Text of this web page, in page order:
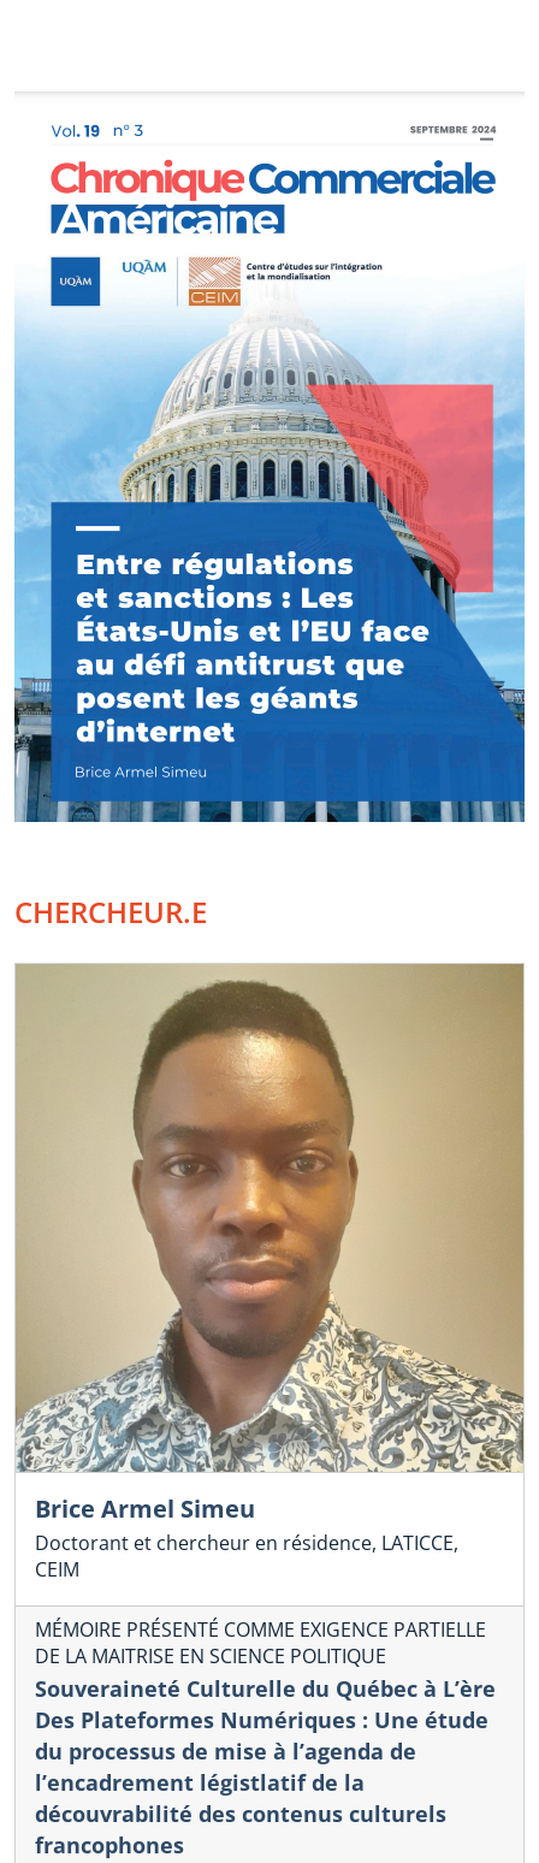
CHERCHEUR.E
Brice Armel Simeu
Doctorant et chercheur en résidence, LATICCE,
CEIM
MÉMOIRE PRÉSENTÉ COMME EXIGENCE PARTIELLE
DE LA MAITRISE EN SCIENCE POLITIQUE
Souveraineté Culturelle du Québec à L’ère
Des Plateformes Numériques : Une étude
du processus de mise à l’agenda de
l’encadrement légistlatif de la
découvrabilité des contenus culturels
francophones